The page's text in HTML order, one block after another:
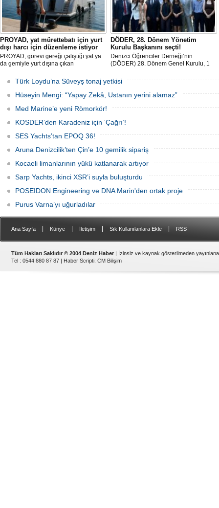
PROYAD, yat mürettebatı için yurt
dışı harcı için düzenleme istiyor
PROYAD, görevi gereği çalıştığı yat ya
da gemiyle yurt dışına çıkan
harcından muaf tutulması için yasal
düzenleme yapılmasını talep etti.
DÖDER, 28. Dönem Yönetim
Kurulu Başkanını seçti!
Denizci Öğrenciler Derneği’nin
(DÖDER) 28. Dönem Genel Kurulu, 1
Sanayicileri Birliği (GİSBİR) ev
sahipliğinde gerçekleştirildi.
Türk Loydu’na Süveyş tonaj yetkisi
Hüseyin Mengi: “Yapay Zekâ, Ustanın yerini alamaz”
Med Marine’e yeni Römorkör!
KOSDER’den Karadeniz için ‘Çağrı’!
SES Yachts’tan EPOQ 36!
Aruna Denizcilik’ten Çin’e 10 gemilik sipariş
Kocaeli limanlarının yükü katlanarak artıyor
Sarp Yachts, ikinci XSR’i suyla buluşturdu
POSEIDON Engineering ve DNA Marin'den ortak proje
Purus Varna’yı uğurladılar
Ana Sayfa Künye İletişim Sık Kullanılanlara Ekle RSS
Tüm Hakları Saklıdır © 2004 Deniz Haber | İzinsiz ve kaynak gösterilmeden
Tel : 0544 880 87 87 | Haber Scripti: CM Bilişim